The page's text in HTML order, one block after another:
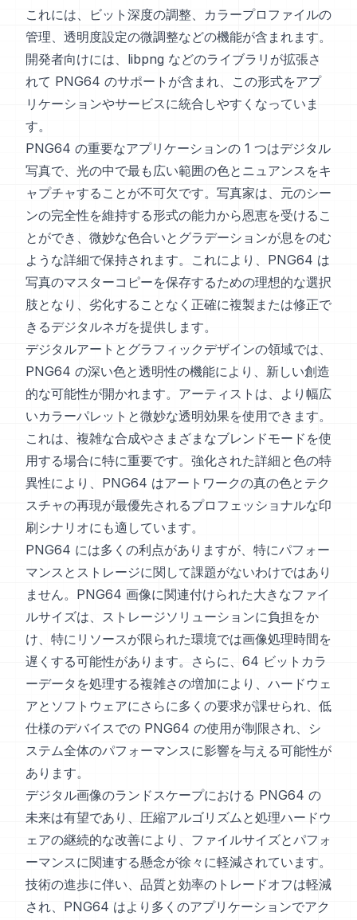
これには、ビット深度の調整、カラープロファイルの
管理、透明度設定の微調整などの機能が含まれます。
開発者向けには、libpng などのライブラリが拡張さ
れて PNG64 のサポートが含まれ、この形式をアプ
リケーションやサービスに統合しやすくなっていま
す。
PNG64 の重要なアプリケーションの 1 つはデジタル
写真で、光の中で最も広い範囲の色とニュアンスをキ
ャプチャすることが不可欠です。写真家は、元のシー
ンの完全性を維持する形式の能力から恩恵を受けるこ
とができ、微妙な色合いとグラデーションが息をのむ
ような詳細で保持されます。これにより、PNG64 は
写真のマスターコピーを保存するための理想的な選択
肢となり、劣化することなく正確に複製または修正で
きるデジタルネガを提供します。
デジタルアートとグラフィックデザインの領域では、
PNG64 の深い色と透明性の機能により、新しい創造
的な可能性が開かれます。アーティストは、より幅広
いカラーパレットと微妙な透明効果を使用できます。
これは、複雑な合成やさまざまなブレンドモードを使
用する場合に特に重要です。強化された詳細と色の特
異性により、PNG64 はアートワークの真の色とテク
スチャの再現が最優先されるプロフェッショナルな印
刷シナリオにも適しています。
PNG64 には多くの利点がありますが、特にパフォー
マンスとストレージに関して課題がないわけではあり
ません。PNG64 画像に関連付けられた大きなファイ
ルサイズは、ストレージソリューションに負担をか
け、特にリソースが限られた環境では画像処理時間を
遅くする可能性があります。さらに、64 ビットカラ
ーデータを処理する複雑さの増加により、ハードウェ
アとソフトウェアにさらに多くの要求が課せられ、低
仕様のデバイスでの PNG64 の使用が制限され、シ
ステム全体のパフォーマンスに影響を与える可能性が
あります。
デジタル画像のランドスケープにおける PNG64 の
未来は有望であり、圧縮アルゴリズムと処理ハードウ
ェアの継続的な改善により、ファイルサイズとパフォ
ーマンスに関連する懸念が徐々に軽減されています。
技術の進歩に伴い、品質と効率のトレードオフは軽減
され、PNG64 はより多くのアプリケーションでアク